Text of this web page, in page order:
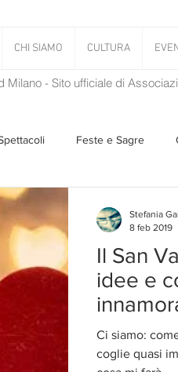
CHI SIAMO CULTURA
Milano - Sito ufficiale di
Feste e Sagre
Storie Taciute
Salvaguardia dell'ambiente
Il San
idee e
Ci siamo:
coglie quasi
Stefania
8 feb 2019